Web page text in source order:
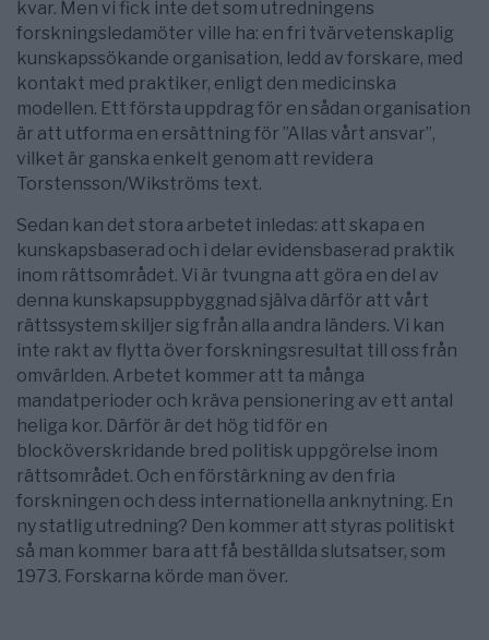
kvar. Men vi fick inte det som utredningens
forskningsledamöter ville ha: en fri tvärvetenskaplig
kunskapssökande organisation, ledd av forskare, med
kontakt med praktiker, enligt den medicinska
modellen. Ett första uppdrag för en sådan organisation
är att utforma en ersättning för ”Allas vårt ansvar”,
vilket är ganska enkelt genom att revidera
Torstensson/Wikströms text.
Sedan kan det stora arbetet inledas: att skapa en
kunskapsbaserad och i delar evidensbaserad praktik
inom rättsområdet. Vi är tvungna att göra en del av
denna kunskapsuppbyggnad själva därför att vårt
rättssystem skiljer sig från alla andra länders. Vi kan
inte rakt av flytta över forskningsresultat till oss från
omvärlden. Arbetet kommer att ta många
mandatperioder och kräva pensionering av ett antal
heliga kor. Därför är det hög tid för en
blocköverskridande bred politisk uppgörelse inom
rättsområdet. Och en förstärkning av den fria
forskningen och dess internationella anknytning. En
ny statlig utredning? Den kommer att styras politiskt
så man kommer bara att få beställda slutsatser, som
1973. Forskarna körde man över.